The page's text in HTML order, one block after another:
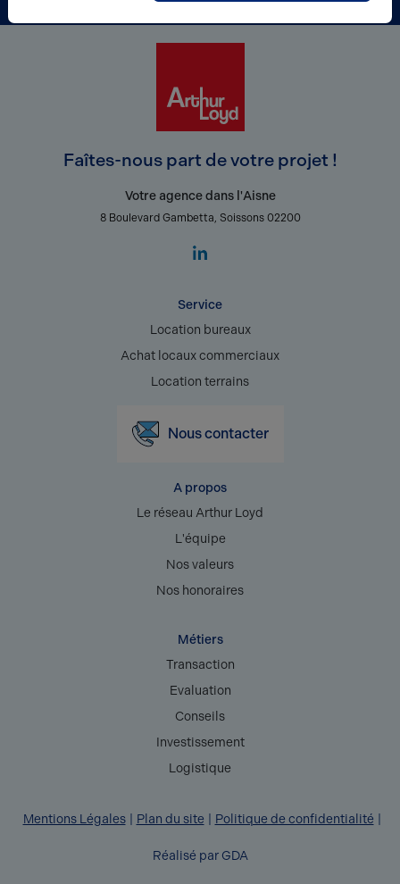
Faîtes-nous part de votre projet !
Votre agence dans l'Aisne
8 Boulevard Gambetta, Soissons 02200
Service
Location bureaux
Achat locaux commerciaux
Location terrains
Nous contacter
A propos
Le réseau Arthur Loyd
L'équipe
Nos valeurs
Nos honoraires
Métiers
Transaction
Evaluation
Conseils
Investissement
Logistique
Mentions Légales Plan du site Politique de confidentialité
Réalisé par GDA